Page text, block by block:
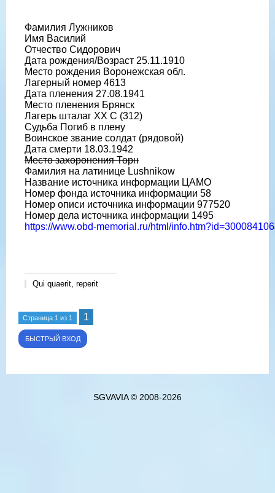
Фамилия Лужников
Имя Василий
Отчество Сидорович
Дата рождения/Возраст 25.11.1910
Место рождения Воронежская обл.
Лагерный номер 4613
Дата пленения 27.08.1941
Место пленения Брянск
Лагерь шталаг XX C (312)
Судьба Погиб в плену
Воинское звание солдат (рядовой)
Дата смерти 18.03.1942
Место захоронения Торн
Фамилия на латинице Lushnikow
Название источника информации ЦАМО
Номер фонда источника информации 58
Номер описи источника информации 977520
Номер дела источника информации 1495
https://www.obd-memorial.ru/html/
Qui quaerit, reperit
Страница 1 из 1 1
SGVAVIA © 2008-2026